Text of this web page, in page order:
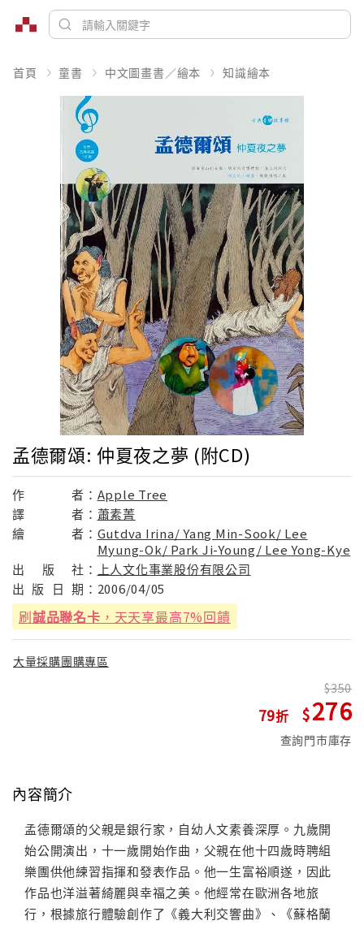
首頁 童書 中文圖畫書／繪本 知識繪本
孟德爾頌: 仲夏夜之夢 (附CD)
作 者： Apple Tree
譯
者： 蕭素菁
繪
者： Gutdva Irina/ Yang Min-Sook/ Lee
Myung-Ok/ Park Ji-Young/ Lee Yong-Kye
出
版 社：
上人文化事業股份有限公司
出 版 日 期： 2006/04/05
刷誠品聯名卡 ，天天享最高7%回饋
大量採購團購專區
79
350
276
查詢門市庫存
內容簡介
孟德爾頌的父親是銀行家，自幼人文素養深厚。九歲開
始公開演出，十一歲開始作曲，父親在他十四歲時聘組
樂團供他練習指揮和發表作品。他一生富裕順遂，因此
作品也洋溢著綺麗與幸福之美。他經常在歐洲各地旅
行，根據旅行體驗創作了《義大利交響曲》、《蘇格蘭